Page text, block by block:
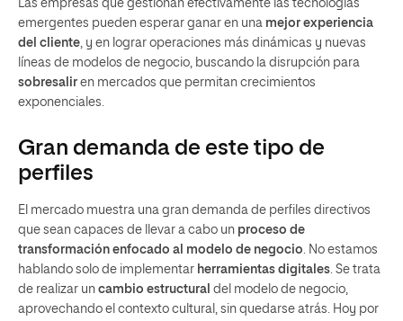
Las empresas que gestionan efectivamente las tecnologías
emergentes pueden esperar ganar en una mejor experiencia
del cliente, y en lograr operaciones más dinámicas y nuevas
líneas de modelos de negocio, buscando la disrupción para
sobresalir en mercados que permitan crecimientos
exponenciales.
Gran demanda de este tipo de
perfiles
El mercado muestra una gran demanda de perfiles directivos
que sean capaces de llevar a cabo un proceso de
transformación enfocado al modelo de negocio. No estamos
hablando solo de implementar herramientas digitales. Se trata
de realizar un cambio estructural del modelo de negocio,
aprovechando el contexto cultural, sin quedarse atrás. Hoy por